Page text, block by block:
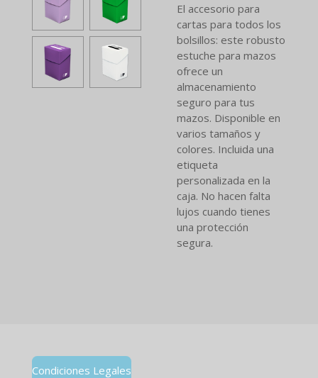
El accesorio para
cartas para todos los
bolsillos: este robusto
estuche para mazos
ofrece un
almacenamiento
seguro para tus
mazos. Disponible en
varios tamaños y
colores. Incluida una
etiqueta
personalizada en la
caja. No hacen falta
lujos cuando tienes
una protección
segura.
Condiciones Legales